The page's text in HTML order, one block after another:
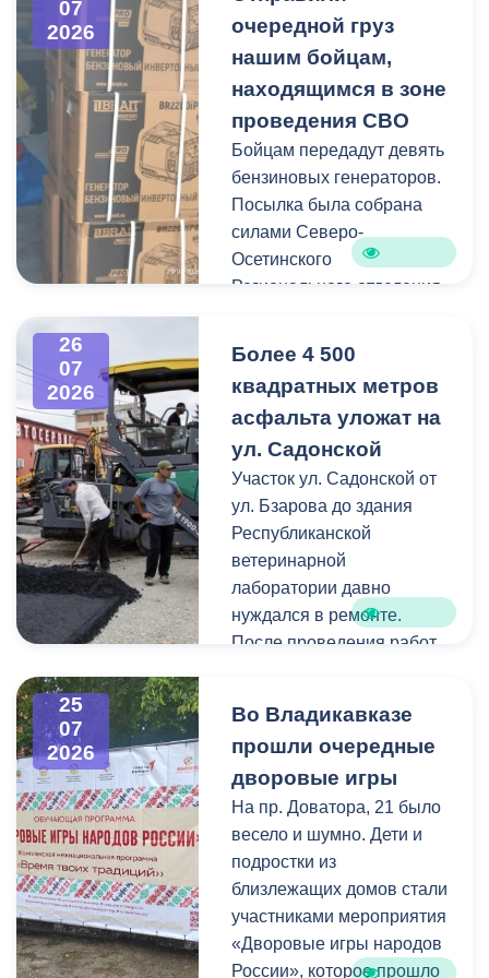
Администрация
Владикавказа продолжает
мониторинг городской
Иристонском районе
зафиксированы
падения веток, а также
одно сломанное дерево.
Работы по распиловке и
вывозу проводятся в
оперативном режиме.
На улицах Ватутина,
По улицам Магкаева и
серьезных последствий не
зафиксировано —
отмечены лишь отдельные
небольшие ветки.
07
2026
очередной груз
нашим бойцам,
находящимся в зоне
проведения СВО
Бойцам передадут девять
бензиновых генераторов.
Посылка была собрана
силами Северо-
Осетинского
Регионального отделения
организации «Российские
студенческие отряды».
Как отметил председатель
правления организации
«Российские студенческие
отряды» Олег Габараев,
генераторы бойцам
необходимы для
бесперебойной работы
«На этом наша помощь не
заканчивается, мы и
дальше будем помогать
нашим ребятам», - сказал
Олег Габараев.
Отметим, администрация
Владикавказа регулярно
отправляет на передовую
грузы с оборудованием,
26
07
2026
Более 4 500
квадратных метров
асфальта уложат на
ул. Садонской
Участок ул. Садонской от
ул. Бзарова до здания
Республиканской
ветеринарной
лаборатории давно
нуждался в ремонте.
После проведения работ
дорожного покрытия
значительно ухудшилось,
поэтому было принято
решение о его
комплексном обновлении.
Ранее на этом участке
отсутствовали тротуары.
В рамках ремонта здесь
будут созданы
25
07
2026
Во Владикавказе
прошли очередные
дворовые игры
На пр. Доватора, 21 было
весело и шумно. Дети и
подростки из
близлежащих домов стали
участниками мероприятия
«Дворовые игры народов
России», которое прошло